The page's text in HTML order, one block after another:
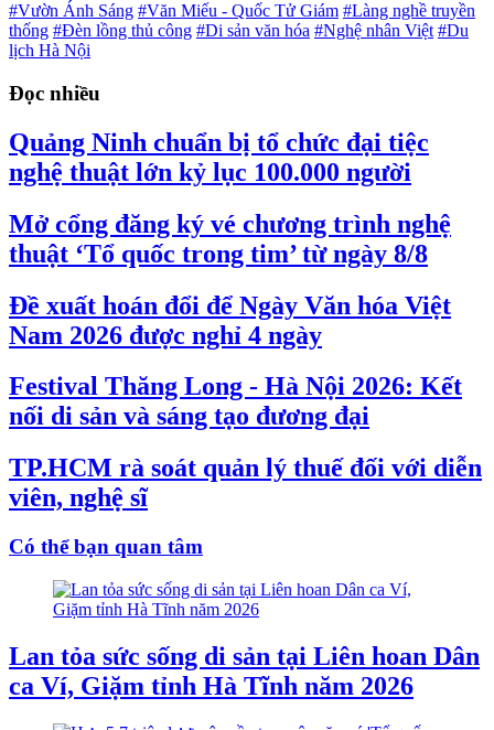
#Vườn Ánh Sáng #Văn Miếu - Quốc Tử Giám #Làng nghề truyền
thống #Đèn lồng thủ công #Di sản văn hóa #Nghệ nhân Việt #Du
lịch Hà Nội
Đọc nhiều
Quảng Ninh chuẩn bị tổ chức đại tiệc
nghệ thuật lớn kỷ lục 100.000 người
Mở cổng đăng ký vé chương trình nghệ
thuật ‘Tổ quốc trong tim’ từ ngày 8/8
Đề xuất hoán đổi để Ngày Văn hóa Việt
Nam 2026 được nghỉ 4 ngày
Festival Thăng Long - Hà Nội 2026: Kết
nối di sản và sáng tạo đương đại
TP.HCM rà soát quản lý thuế đối với diễn
viên, nghệ sĩ
Có thể bạn quan tâm
Lan tỏa sức sống di sản tại Liên hoan Dân
ca Ví, Giặm tỉnh Hà Tĩnh năm 2026